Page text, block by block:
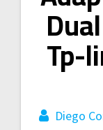
Tp-
Diego
de